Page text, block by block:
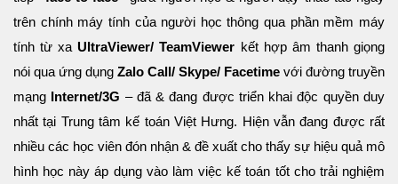
trên chính máy tính của người học thông qua phần mềm máy
tính từ xa UltraViewer/ TeamViewer kết hợp âm thanh giọng
nói qua ứng dụng Zalo Call/ Skype/ Facetime với đường truyền
mạng Internet/3G – đã & đang được triển khai độc quyền duy
nhất tại Trung tâm kế toán Việt Hưng. Hiện vẫn đang được rất
nhiều các học viên đón nhận & đề xuất cho thấy sự hiệu quả mô
hình học này áp dụng vào làm việc kế toán tốt cho trải nghiệm